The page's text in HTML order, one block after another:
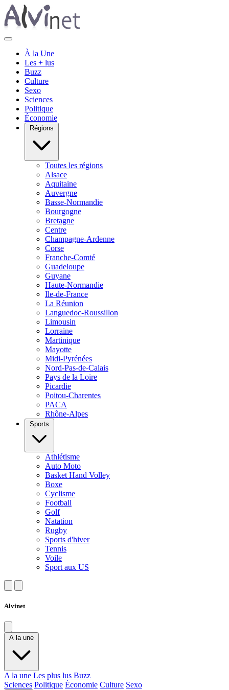
À la Une
Les + lus
Buzz
Culture
Sexo
Sciences
Politique
Économie
Régions
Toutes les régions
Alsace
Aquitaine
Auvergne
Basse-Normandie
Bourgogne
Bretagne
Centre
Champagne-Ardenne
Corse
Franche-Comté
Guadeloupe
Guyane
Haute-Normandie
Ile-de-France
La Réunion
Languedoc-Roussillon
Limousin
Lorraine
Martinique
Mayotte
Midi-Pyrénées
Nord-Pas-de-Calais
Pays de la Loire
Picardie
Poitou-Charentes
PACA
Rhône-Alpes
Sports
Athlétisme
Auto Moto
Basket Hand Volley
Boxe
Cyclisme
Football
Golf
Natation
Rugby
Sports d'hiver
Tennis
Voile
Sport aux US
Alvinet
A la une
A la une Les plus lus Buzz
Sciences Politique Économie Culture Sexo